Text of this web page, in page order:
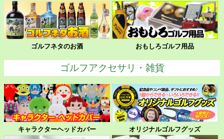
ゴルフネタのお酒 おもしろゴルフ用品
ゴルフアクセサリ・雑貨
キャラクターヘッドカバー オリジナルゴルフグッズ